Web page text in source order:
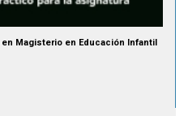
Magisterio en Educación Infantil